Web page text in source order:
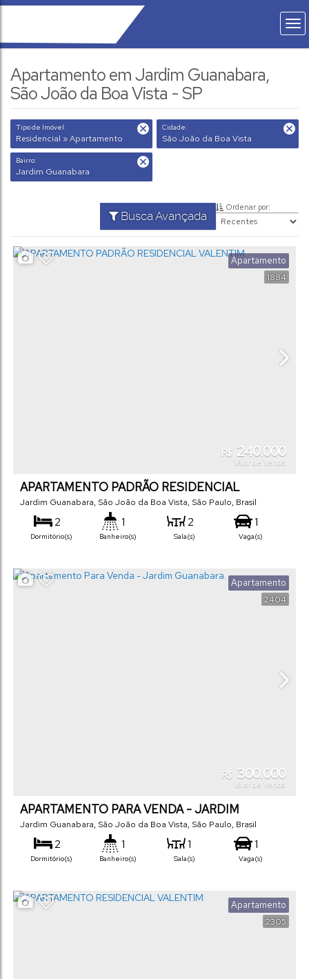
Apartamento em Jardim Guanabara,
São João da Boa Vista - SP
Tipo de Imóvel:
Residencial » Apartamento
Cidade:
São João da Boa Vista
Bairro:
Jardim Guanabara
Busca Avançada
Ordenar por:
1884
Apartamento
R$ 240.000
Valor de Venda
APARTAMENTO PADRÃO RESIDENCIAL
VALENTIM
Jardim Guanabara, São João da Boa Vista, São Paulo, Brasil
2
Dormitório(s)
1
Banheiro(s)
2
Sala(s)
1
Vaga(s)
2404
Apartamento
R$ 300.000
Valor de Venda
APARTAMENTO PARA VENDA - JARDIM
GUANABARA.
Jardim Guanabara, São João da Boa Vista, São Paulo, Brasil
2
Dormitório(s)
1
Banheiro(s)
1
Sala(s)
1
Vaga(s)
2305
Apartamento